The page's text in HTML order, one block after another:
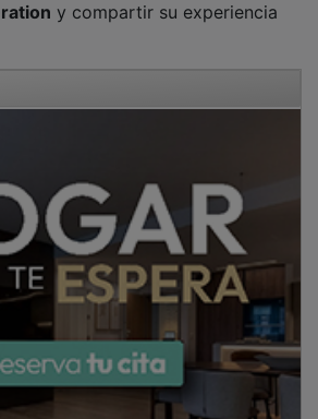
por
Vivienda de Castilla-La Mancha,
redonda centrada en la
impacto en el futuro de la
participaron José Luis Alguacil
de Medio Ambiente,
Gestión Energética y Zona de
Ayuntamiento de Guadalajara;
, decana del Colegio Oficial de
La Mancha;José Luis
, presidente del Colegio Oficial de
Técnicos de Guadalajara; y